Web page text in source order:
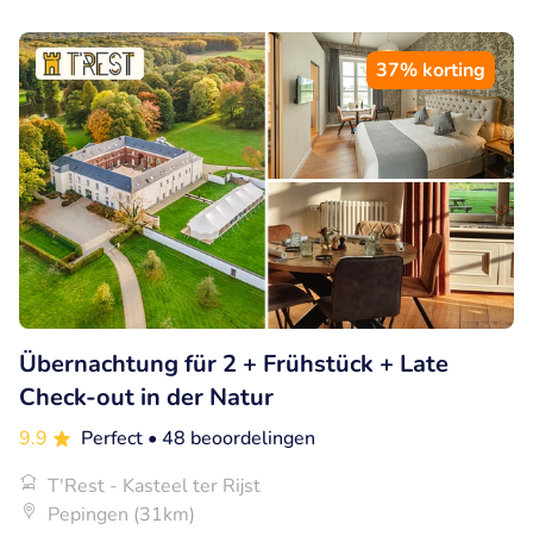
37% korting
Übernachtung für 2 + Frühstück + Late
Check-out in der Natur
9.9 Perfect • 48 beoordelingen
T'Rest - Kasteel ter Rijst
Pepingen (31km)